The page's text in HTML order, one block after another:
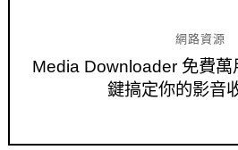
網路資源
Media Downloader 免費
鍵搞定你的影音